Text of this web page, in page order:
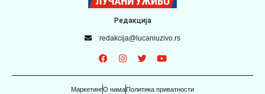
Редакција
redakcija@lucaniuzivo.rs
МаркетингО нама Политика приватности